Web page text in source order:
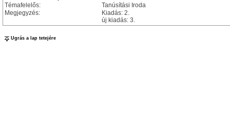
Témafelelős:
Tanúsítási Iroda
Megjegyzés:
Kiadás: 2.
új kiadás: 3.
Ugrás a lap tetejére